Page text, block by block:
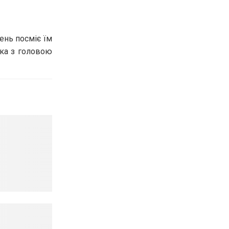
посміє їм
з головою